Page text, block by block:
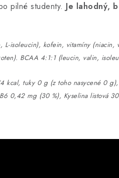
pilné studenty. Je lahodný,
isoleucin), kofein, vitamíny
BCAA 4:1:1 (leucin, valin,
kcal, tuky 0 g (z toho nasycené 0
0,42 mg (30 %), Kyselina listová